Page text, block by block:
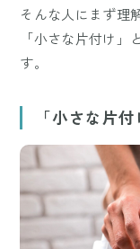
そんな人にまず理
「小さな片付け
す。
「小さな片